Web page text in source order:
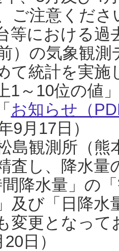
ご注意くだ
等における過
前）の気象観
て統計を実
1～10位の値
お知らせ（
9月17日）
島観測所（熊
査し、降水
間降水量」の
及び「日降
変更となっ
日）